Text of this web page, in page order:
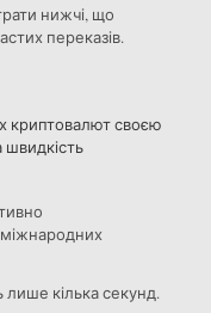
нижчі, що
переказів.
криптовалют своєю
швидкість
кілька секунд.